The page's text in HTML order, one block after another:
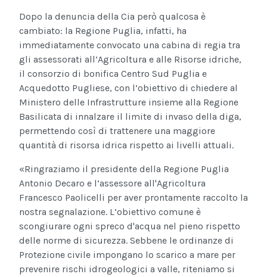
Dopo la denuncia della Cia però qualcosa è
cambiato: la Regione Puglia, infatti, ha
immediatamente convocato una cabina di regia tra
gli assessorati all’Agricoltura e alle Risorse idriche,
il consorzio di bonifica Centro Sud Puglia e
Acquedotto Pugliese, con l’obiettivo di chiedere al
Ministero delle Infrastrutture insieme alla Regione
Basilicata di innalzare il limite di invaso della diga,
permettendo così di trattenere una maggiore
quantità di risorsa idrica rispetto ai livelli attuali.
«Ringraziamo il presidente della Regione Puglia
Antonio Decaro e l’assessore all'Agricoltura
Francesco Paolicelli per aver prontamente raccolto la
nostra segnalazione. L’obiettivo comune è
scongiurare ogni spreco d'acqua nel pieno rispetto
delle norme di sicurezza. Sebbene le ordinanze di
Protezione civile impongano lo scarico a mare per
prevenire rischi idrogeologici a valle, riteniamo si